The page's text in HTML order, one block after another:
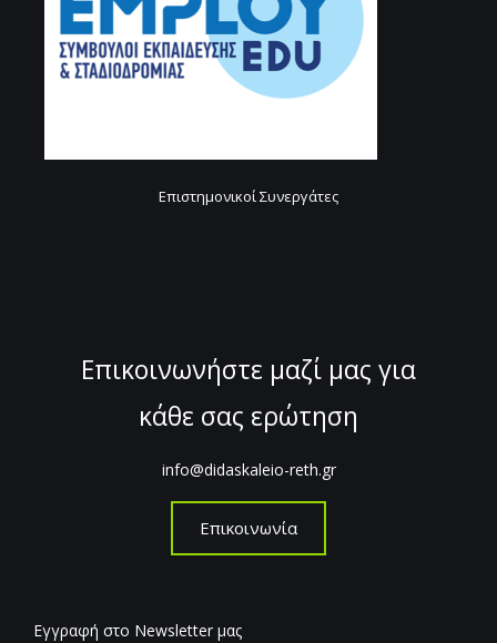
Επιστημονικοί Συνεργάτες
Επικοινωνήστε μαζί μας για
κάθε σας ερώτηση
info@didaskaleio-reth.gr
Επικοινωνία
Εγγραφή στο Newsletter μας